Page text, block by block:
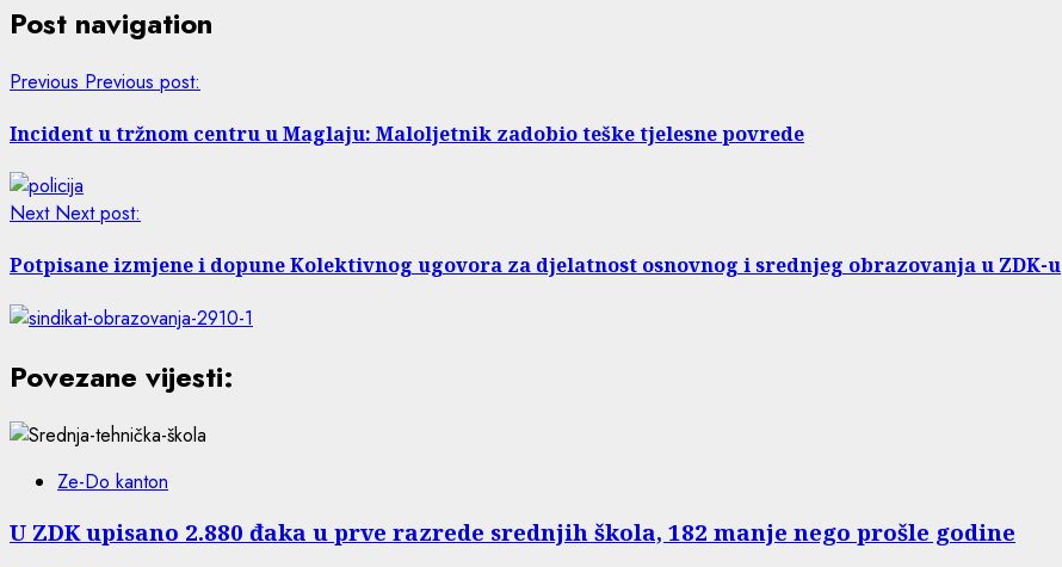
Post navigation
Previous Previous post:
Incident u tržnom centru u Maglaju: Maloljetnik zadobio teške tjelesne povrede
Next Next post:
Potpisane izmjene i dopune Kolektivnog ugovora za djelatnost osnovnog i srednjeg obrazovanja u ZDK-u
Povezane vijesti:
Ze-Do kanton
U ZDK upisano 2.880 đaka u prve razrede srednjih škola, 182 manje nego prošle godine